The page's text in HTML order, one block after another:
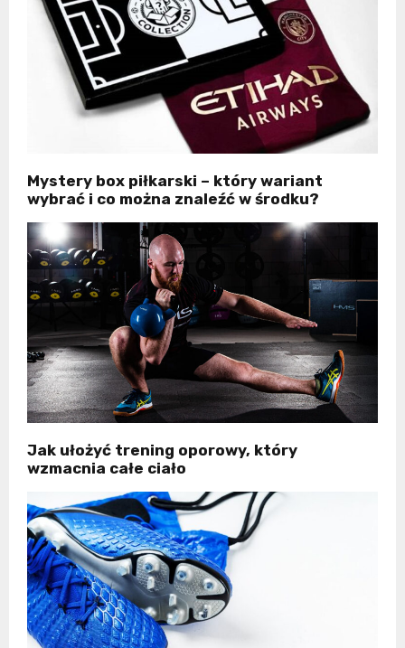
Mystery box piłkarski – który wariant
wybrać i co można znaleźć w środku?
Jak ułożyć trening oporowy, który
wzmacnia całe ciało